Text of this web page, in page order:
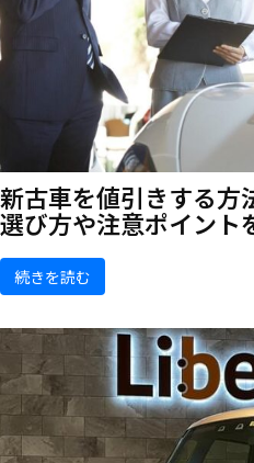
新古車を値引きする方
選び方や注意ポイント
続きを読む